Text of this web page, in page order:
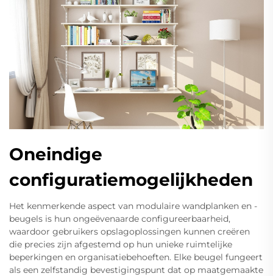
Oneindige
configuratiemogelijkheden
Het kenmerkende aspect van modulaire wandplanken en -
beugels is hun ongeëvenaarde configureerbaarheid,
waardoor gebruikers opslagoplossingen kunnen creëren
die precies zijn afgestemd op hun unieke ruimtelijke
beperkingen en organisatiebehoeften. Elke beugel fungeert
als een zelfstandig bevestigingspunt dat op maatgemaakte